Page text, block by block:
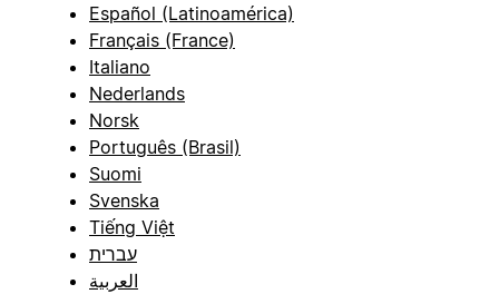
Español (Latinoamérica)
Français (France)
Italiano
Nederlands
Norsk
Português (Brasil)
Suomi
Svenska
Tiếng Việt
עברית
العربية